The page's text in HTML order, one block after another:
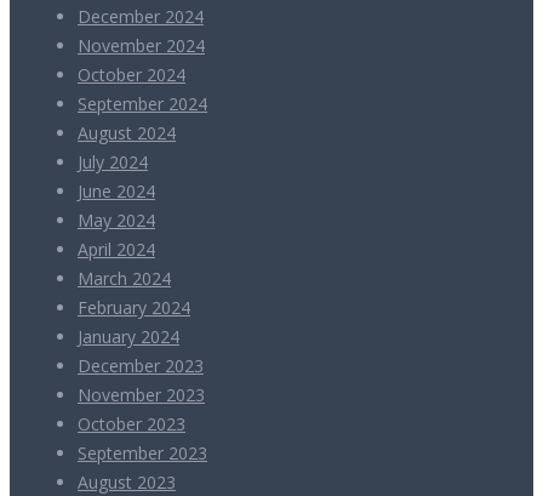
December 2024
November 2024
October 2024
September 2024
August 2024
July 2024
June 2024
May 2024
April 2024
March 2024
February 2024
January 2024
December 2023
November 2023
October 2023
September 2023
August 2023